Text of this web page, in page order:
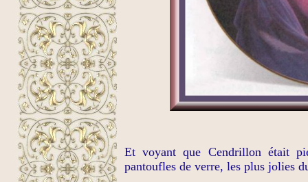
Et voyant que Cendrillon était
pantoufles de verre, les plus jolies